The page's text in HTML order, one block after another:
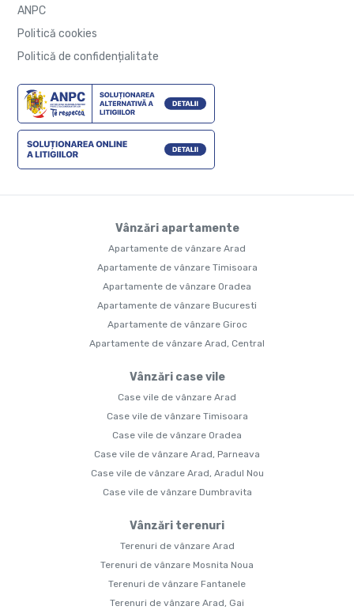
ANPC
Politică cookies
Politică de confidențialitate
Vânzări apartamente
Apartamente de vânzare Arad
Apartamente de vânzare Timisoara
Apartamente de vânzare Oradea
Apartamente de vânzare Bucuresti
Apartamente de vânzare Giroc
Apartamente de vânzare Arad, Central
Vânzări case vile
Case vile de vânzare Arad
Case vile de vânzare Timisoara
Case vile de vânzare Oradea
Case vile de vânzare Arad, Parneava
Case vile de vânzare Arad, Aradul Nou
Case vile de vânzare Dumbravita
Vânzări terenuri
Terenuri de vânzare Arad
Terenuri de vânzare Mosnita Noua
Terenuri de vânzare Fantanele
Terenuri de vânzare Arad, Gai